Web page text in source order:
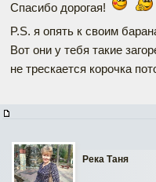
Спасибо дорогая!
P.S. я опять к своим
Вот они у тебя такие
не трескается корочка
Река Таня